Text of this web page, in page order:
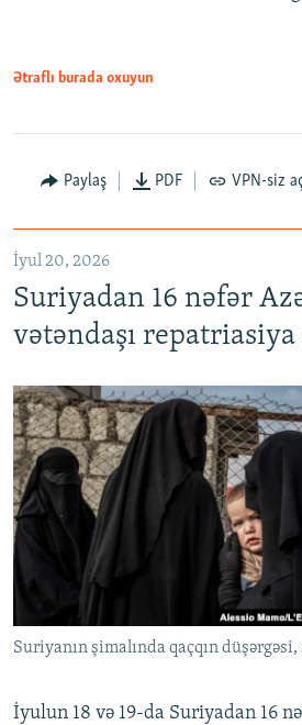
Auto
Ətraflı burada oxuyun
Paylaş PDF VPN-siz
İyul 20, 2026
Suriyadan 16 nəfər
vətəndaşı
Suriyanın şimalında qaçqın
İyulun 18 və 19-da Suriyadan 16